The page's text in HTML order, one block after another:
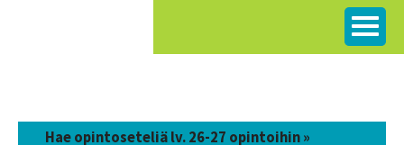
Hae opintoseteliä lv. 26-27 opintoihin »